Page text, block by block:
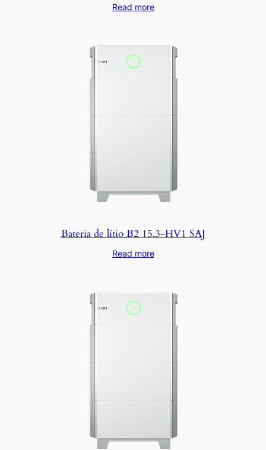
Read more
Bateria de lítio B2 15.3-HV1 SAJ
Read more